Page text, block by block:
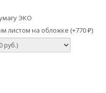
ЭКО
листом на обложке (+770 ₽)